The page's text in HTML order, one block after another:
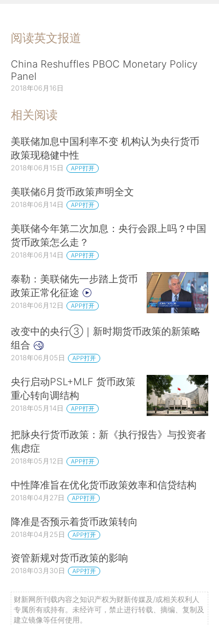
阅读英文报道
China Reshuffles PBOC Monetary Policy
Panel
2018年06月16日
相关阅读
美联储加息中国利率不变 机构认为央行货币
政策现稳健中性
2018年06月15日 APP打开
美联储6月货币政策声明全文
2018年06月14日 APP打开
美联储今年第二次加息：央行会跟上吗？中国
货币政策怎么走？
2018年06月14日 APP打开
泰勒：美联储先一步踏上货币
政策正常化征途
2018年06月12日 APP打开
改变中的央行③｜新时期货币政策的新策略
组合
2018年06月05日 APP打开
央行启动PSL+MLF 货币政策
重心转向调结构
2018年05月14日 APP打开
把脉央行货币政策：新《执行报告》与投资者
焦虑症
2018年05月12日 APP打开
中性降准旨在优化货币政策效率和信贷结构
2018年04月27日 APP打开
降准是否预示着货币政策转向
2018年04月25日 APP打开
资管新规对货币政策的影响
2018年03月30日 APP打开
财新网所刊载内容之知识产权为财新传媒及/或相关权利人
专属所有或持有。未经许可，禁止进行转载、摘编、复制及
建立镜像等任何使用。